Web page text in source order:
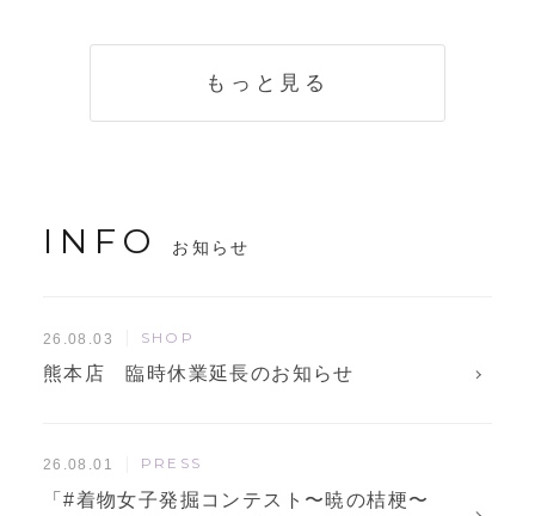
もっと見る
INFO お知らせ
26.08.03 SHOP
熊本店 臨時休業延長のお知らせ
26.08.01 PRESS
「#着物女子発掘コンテスト〜暁の桔梗〜